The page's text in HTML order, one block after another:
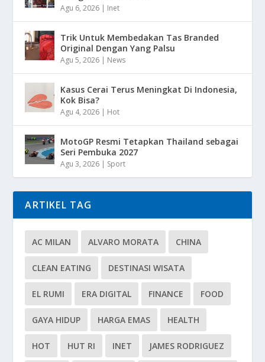
Agu 6, 2026 | Inet
Trik Untuk Membedakan Tas Branded
Original Dengan Yang Palsu
Agu 5, 2026 | News
Kasus Cerai Terus Meningkat Di Indonesia,
Kok Bisa?
Agu 4, 2026 | Hot
MotoGP Resmi Tetapkan Thailand sebagai
Seri Pembuka 2027
Agu 3, 2026 | Sport
ARTIKEL TAG
AC MILAN ALVARO MORATA CHINA
CLEAN EATING DESTINASI WISATA
EL RUMI ERA DIGITAL FINANCE FOOD
GAYA HIDUP HARGA EMAS HEALTH
HOT HUT RI INET JAMES RODRIGUEZ